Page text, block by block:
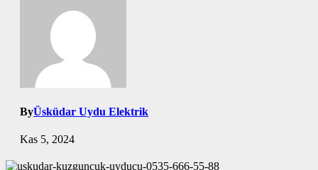
ByÜsküdar Uydu Elektrik
Kas 5, 2024